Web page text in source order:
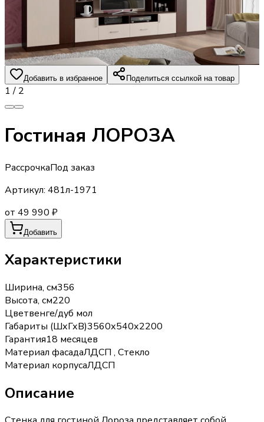
Добавить в избранное Поделиться ссылкой на товар
1 / 2
Гостиная ЛОРОЗА
РассрочкаПод заказ
Артикул: 481л-1971
от 49 990 ₽
Добавить
Характеристики
Ширина, см356
Высота, см220
Цветвенге/дуб мол
Габариты (ШхГхВ)3560х540х2200
Гарантия18 месяцев
Материал фасадаЛДСП , Стекло
Материал корпусаЛДСП
Описание